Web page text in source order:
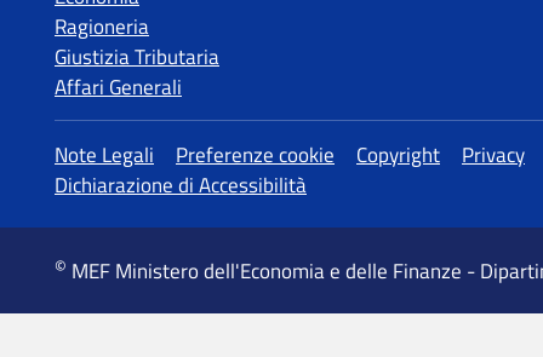
Ragioneria
Giustizia Tributaria
Affari Generali
MEF Ministero dell'Economia e delle Finanze -